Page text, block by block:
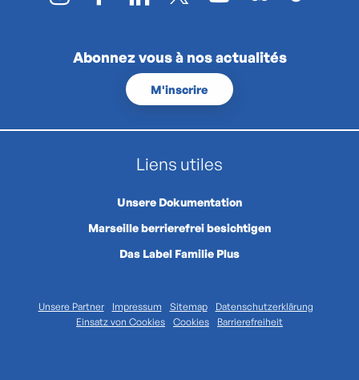
Abonnez vous à nos actualités
M'inscrire
Liens utiles
Unsere Dokumentation
Marseille berrierefrei besichtigen
Das Label Familie Plus
Unsere Partner Impressum Sitemap
Datenschutzerklärung
Einsatz von Cookies
Cookies Barrierefreiheit